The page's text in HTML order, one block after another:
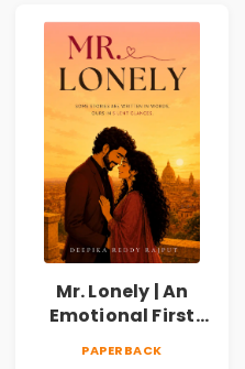
Mr. Lonely | An
Emotional First
PAPERBACK